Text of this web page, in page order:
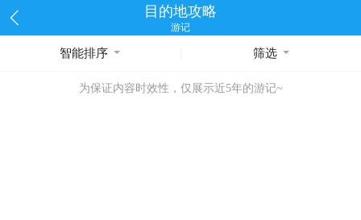
目的地攻略
游记
智能排序 筛选
为保证内容时效性，仅展示近5年的游记~